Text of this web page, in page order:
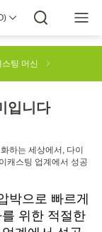
이캐스팅 머신
스마트 제조
글로벌 지식
운로드
스팅 머신
입니다
하는 세상에서, 다이
캐스팅 업계에서 성공
박으로 빠르게
위한 적절한